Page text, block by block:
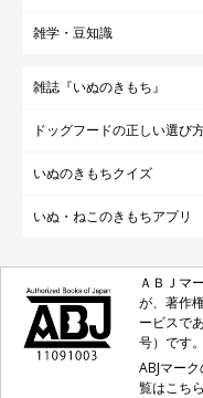
雑学・豆知識
雑誌『いぬのきもち』
ドッグフードの正しい選び
いぬのきもちクイズ
いぬ・ねこのきもちアプリ
ＡＢＪマ
が、著作
ービスで
号）です。
ABJマー
覧はこち